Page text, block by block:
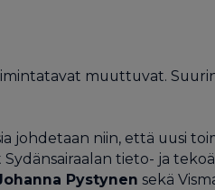
muuttuvat.
johdetaan niin, että uusi
tieto- ja
Pystynen sekä